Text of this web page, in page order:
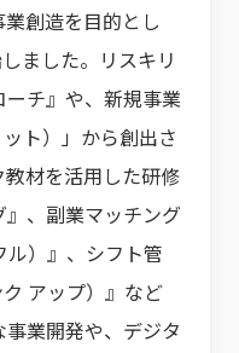
創造を目的とし
ました。リスキリ
チ』や、新規事業
ト）」から創出さ
材を活用した研修
、副業マッチング
）』、シフト管
アップ）』など
業開発や、デジタ